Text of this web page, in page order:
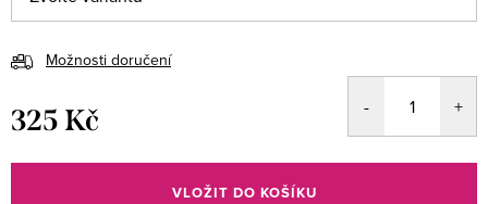
Možnosti doručení
325 Kč
cena:
VLOŽIT DO KOŠÍKU